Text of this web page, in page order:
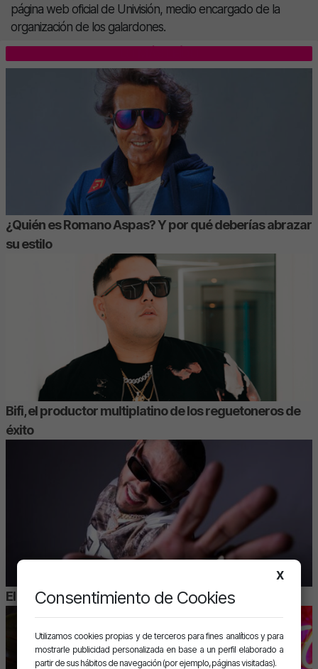
página web oficial de Univisión, medio encargado de la
organización de los galardones.
¿Quién es Romano Aspas? Y por qué deberías abrazar
su estilo
Bifi, el productor multiplatino de los reguetoneros de
éxito
El Milenario se abre en canal con “Te Fallé”
X
Consentimiento de Cookies
Utilizamos cookies propias y de terceros para fines analíticos y para
mostrarle publicidad personalizada en base a un perfil elaborado a
partir de sus hábitos de navegación (por ejemplo, páginas visitadas).